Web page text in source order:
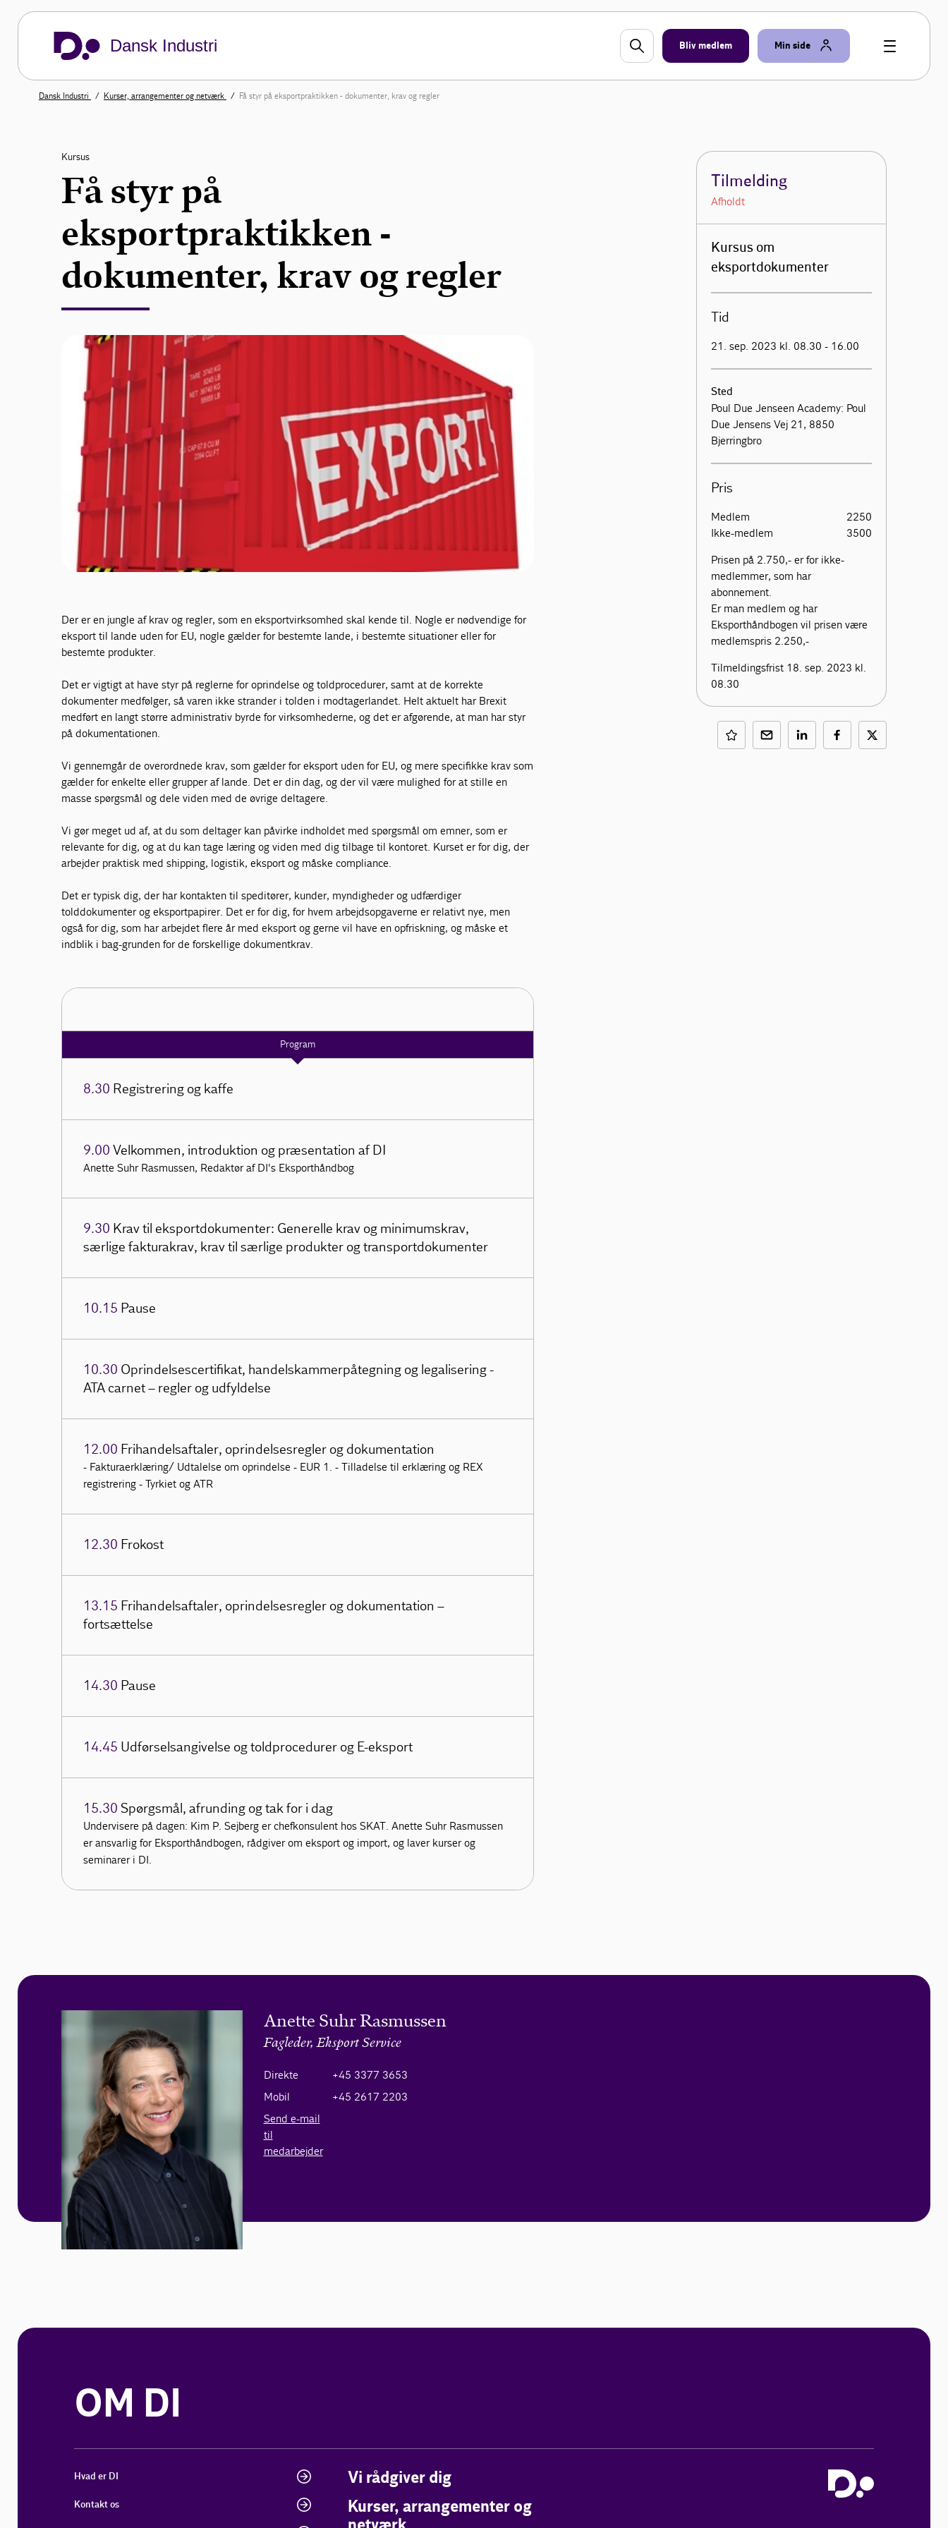
Dansk Industri Bliv medlem Min side
Dansk Industri Kurser, arrangementer og netværk Få styr på eksportpraktikken - dokumenter, krav og regler
Kursus
Få styr på
eksportpraktikken -
dokumenter, krav og regler
Der er en jungle af krav og regler, som en eksportvirksomhed skal kende til. Nogle er nødvendige for
eksport til lande uden for EU, nogle gælder for bestemte lande, i bestemte situationer eller for
bestemte produkter.
Det er vigtigt at have styr på reglerne for oprindelse og toldprocedurer, samt at de korrekte
dokumenter medfølger, så varen ikke strander i tolden i modtagerlandet. Helt aktuelt har Brexit
medført en langt større administrativ byrde for virksomhederne, og det er afgørende, at man har styr
på dokumentationen.
Vi gennemgår de overordnede krav, som gælder for eksport uden for EU, og mere specifikke krav som
gælder for enkelte eller grupper af lande. Det er din dag, og der vil være mulighed for at stille en
masse spørgsmål og dele viden med de øvrige deltagere.
Vi gør meget ud af, at du som deltager kan påvirke indholdet med spørgsmål om emner, som er
relevante for dig, og at du kan tage læring og viden med dig tilbage til kontoret. Kurset er for dig, der
arbejder praktisk med shipping, logistik, eksport og måske compliance.
Det er typisk dig, der har kontakten til speditører, kunder, myndigheder og udfærdiger
tolddokumenter og eksportpapirer. Det er for dig, for hvem arbejdsopgaverne er relativt nye, men
også for dig, som har arbejdet flere år med eksport og gerne vil have en opfriskning, og måske et
indblik i bag-grunden for de forskellige dokumentkrav.
Program
8.30 Registrering og kaffe
9.00 Velkommen, introduktion og præsentation af DI
Anette Suhr Rasmussen, Redaktør af DI's Eksporthåndbog
9.30 Krav til eksportdokumenter: Generelle krav og minimumskrav,
særlige fakturakrav, krav til særlige produkter og transportdokumenter
10.15 Pause
10.30 Oprindelsescertifikat, handelskammerpåtegning og legalisering -
ATA carnet – regler og udfyldelse
12.00 Frihandelsaftaler, oprindelsesregler og dokumentation
- Fakturaerklæring/ Udtalelse om oprindelse - EUR 1. - Tilladelse til erklæring og REX
registrering - Tyrkiet og ATR
12.30 Frokost
13.15 Frihandelsaftaler, oprindelsesregler og dokumentation –
fortsættelse
14.30 Pause
14.45 Udførselsangivelse og toldprocedurer og E-eksport
15.30 Spørgsmål, afrunding og tak for i dag
Undervisere på dagen: Kim P. Sejberg er chefkonsulent hos SKAT. Anette Suhr Rasmussen
er ansvarlig for Eksporthåndbogen, rådgiver om eksport og import, og laver kurser og
seminarer i DI.
Tilmelding
Afholdt
Kursus om
eksportdokumenter
Tid
21. sep. 2023 kl. 08.30 - 16.00
Sted
Poul Due Jenseen Academy: Poul
Due Jensens Vej 21, 8850
Bjerringbro
Pris
Medlem
2250
Ikke-medlem
3500
Prisen på 2.750,- er for ikke-
medlemmer, som har
abonnement.
Er man medlem og har
Eksporthåndbogen vil prisen være
medlemspris 2.250,-
Tilmeldingsfrist 18. sep. 2023 kl.
08.30
Anette Suhr Rasmussen
Fagleder, Eksport Service
Direkte
+45 3377 3653
Mobil
+45 2617 2203
Send e-mail
til
medarbejder
OM DI
Hvad er DI
Kontakt os
Vi rådgiver dig
Kurser, arrangementer og